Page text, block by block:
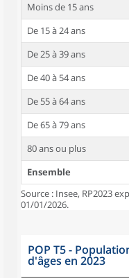
Moins de 15 ans
De 15 à 24 ans
De 25 à 39 ans
De 40 à 54 ans
De 55 à 64 ans
De 65 à 79 ans
80 ans ou plus
Ensemble
Source : Insee, RP2023
01/01/2026.
POP T5 -
d'âges en 2023